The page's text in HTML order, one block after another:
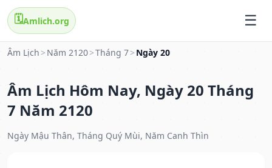
🗓️Amlich.org
Âm Lịch > Năm 2120>Tháng 7> Ngày 20
Âm Lịch Hôm Nay, Ngày 20 Tháng
7 Năm 2120
Ngày Mậu Thân, Tháng Quý Mùi, Năm Canh Thìn